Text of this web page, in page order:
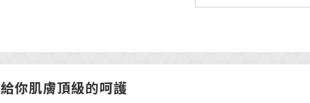
給你肌膚頂級的呵護